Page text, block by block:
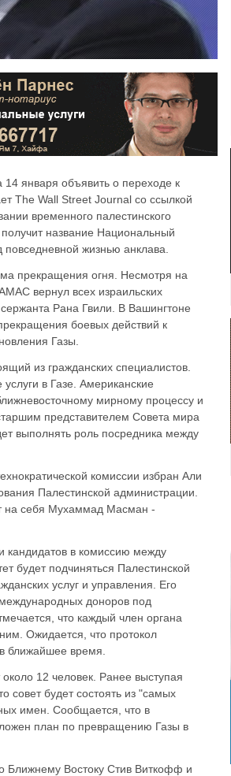
января объявить о переходе к
The Wall Street Journal со ссылкой
временного палестинского
название Национальный
жизнью анклава.
прекращения огня. Несмотря на
вернул всех израильских
Рана Гвили. В Вашингтоне
боевых действий к
Газы.
из гражданских специалистов.
в Газе. Американские
мирному процессу и
представителем Совета мира
выполнять роль посредника между
комиссии избран Али
Палестинской администрации.
на себя Мухаммад Масман -
кандидатов в комиссию между
будет подчиняться Палестинской
услуг и управления. Его
доноров под
что каждый член органа
Ожидается, что протокол
ближайшее время.
12 человек. Ранее выступая
совет будет состоять из "самых
имен. Сообщается, что в
план по превращению Газы в
Ближнему Востоку Стив Виткофф и